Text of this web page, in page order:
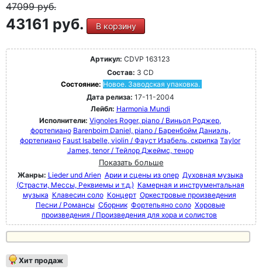
47099руб.
43161 руб. В корзину
Артикул: CDVP 163123
Состав: 3 CD
Состояние: Новое. Заводская упаковка.
Дата релиза: 17-11-2004
Лейбл: Harmonia Mundi
Исполнители: Vignoles Roger, piano / Виньол Роджер,
фортепиано Barenboim Daniel, piano / Баренбойм Даниэль,
фортепиано Faust Isabelle, violin / Фауст Изабель, скрипка Taylor
James, tenor / Тейлор Джеймс, тенор
Показать больше
Жанры: Lieder und Arien Арии и сцены из опер Духовная музыка
(Страсти, Мессы, Реквиемы и т.д.) Камерная и инструментальная
музыка Клавесин соло Концерт Оркестровые произведения
Песни / Романсы Сборник Фортепьяно соло Хоровые
произведения / Произведения для хора и солистов
Хит продаж